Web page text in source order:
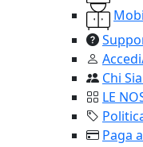
Chi
LE
Paga